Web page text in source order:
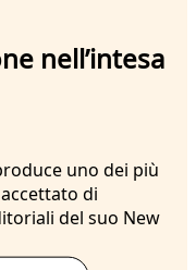
nell’intesa
uno dei più
di
del suo New